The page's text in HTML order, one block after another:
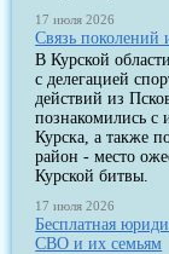
17 июля 2026
Связь поколений
В Курской
с делегацией
действий из
познакомились с
Курска, а также
район - место
Курской битвы.
17 июля 2026
Бесплатная
СВО и их семьям